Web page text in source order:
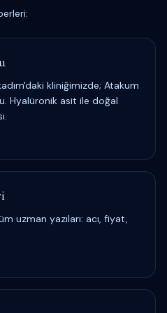
kliniğimizde; Atakum
Hyalüronik asit ile doğal
uzman yazıları: acı, fiyat,